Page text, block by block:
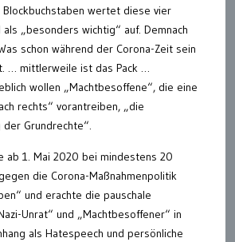
Blockbuchstaben wertet diese vier
„besonders wichtig“ auf. Demnach
schon während der Corona-Zeit sein
… mittlerweile ist das Pack …
wollen „Machtbesoffene“, die eine
rechts“ vorantreiben, „die
Grundrechte“.
ab 1. Mai 2020 bei mindestens 20
die Corona-Maßnahmenpolitik
und erachte die pauschale
Unrat“ und „Machtbesoffener“ in
als Hatespeech und persönliche